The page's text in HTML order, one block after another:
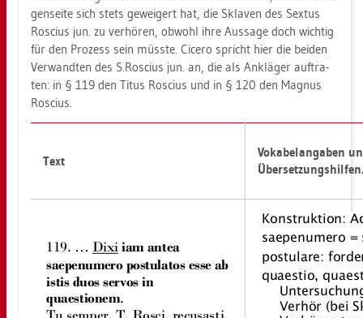
gen­sei­te sich stets ge­wei­gert hat, die Skla­ven des Sex­tus
Ro­sci­us jun. zu ver­hö­ren, ob­wohl ihre Aus­sa­ge doch wich­tig
für den Pro­zess sein müss­te. Ci­ce­ro spricht hier die bei­den
Ver­wand­ten des S.​Ro­sci­us jun. an, die als An­klä­ger auf­tra­
ten: in § 119 den Titus Ro­sci­us und in § 120 den Ma­gnus
Ro­sci­us.
Text
Vo­ka­belan­ga­ben
Über­set­zungs­hil­fen.